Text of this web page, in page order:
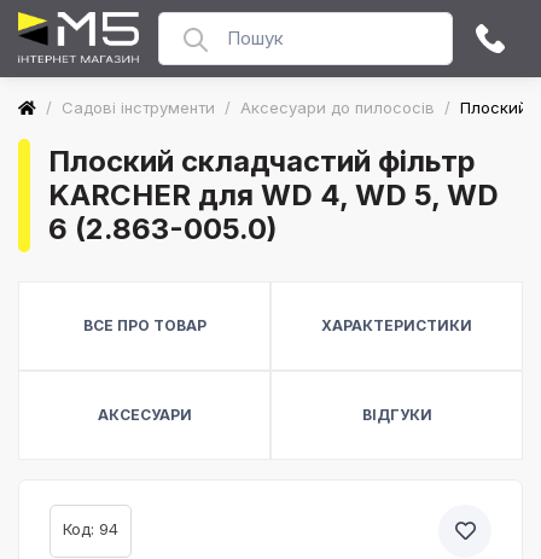
/ Садові інструменти / Аксесуари до пилососів / Плоский
Плоский складчастий фільтр
KARCHER для WD 4, WD 5, WD
6 (2.863-005.0)
ВСЕ ПРО ТОВАР ХАРАКТЕРИСТИКИ
АКСЕСУАРИ ВІДГУКИ
Код: 94